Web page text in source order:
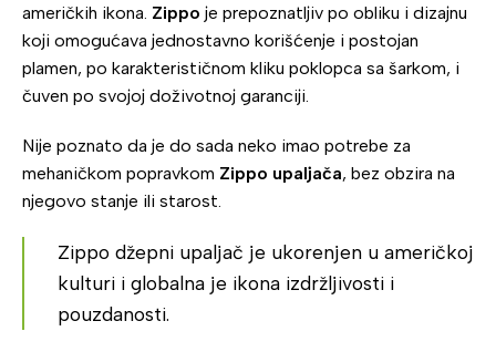
američkih ikona. Zippo je prepoznatljiv po obliku i dizajnu
koji omogućava jednostavno korišćenje i postojan
plamen, po karakterističnom kliku poklopca sa šarkom, i
čuven po svojoj doživotnoj garanciji.
Nije poznato da je do sada neko imao potrebe za
mehaničkom popravkom Zippo upaljača, bez obzira na
njegovo stanje ili starost.
Zippo džepni upaljač je ukorenjen u američkoj
kulturi i globalna je ikona izdržljivosti i
pouzdanosti.